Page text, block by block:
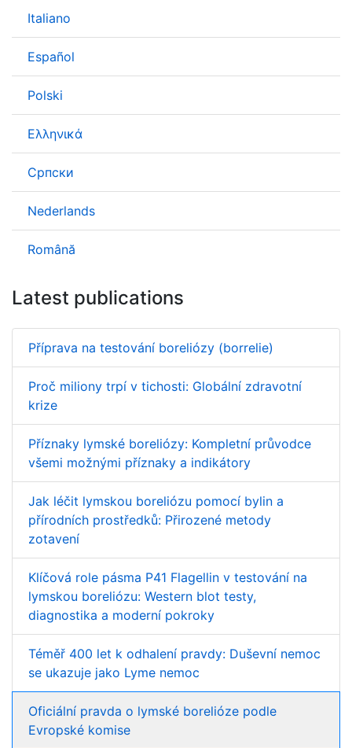
Italiano
Español
Polski
Ελληνικά
Српски
Nederlands
Română
Latest publications
Příprava na testování boreliózy (borrelie)
Proč miliony trpí v tichosti: Globální zdravotní
krize
Příznaky lymské boreliózy: Kompletní průvodce
všemi možnými příznaky a indikátory
Jak léčit lymskou boreliózu pomocí bylin a
přírodních prostředků: Přirozené metody
zotavení
Klíčová role pásma P41 Flagellin v testování na
lymskou boreliózu: Western blot testy,
diagnostika a moderní pokroky
Téměř 400 let k odhalení pravdy: Duševní nemoc
se ukazuje jako Lyme nemoc
Oficiální pravda o lymské borelióze podle
Evropské komise